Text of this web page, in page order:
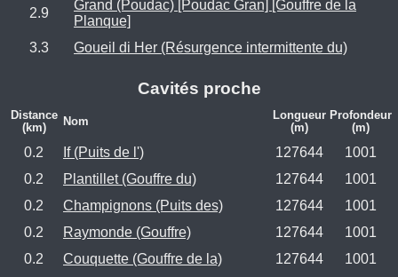
2.9
Grand (Poudac) [Poudac Gran] [Gouffre de la
Planque]
3.3
Goueil di Her (Résurgence intermittente du)
Cavités proche
Distance
(km)
Nom
Longueur
(m)
Profondeur
(m)
0.2 If (Puits de l') 127644
1001
0.2
Plantillet (Gouffre du) 127644
1001
0.2
Champignons (Puits des) 127644
1001
0.2
Raymonde (Gouffre) 127644
1001
0.2
Couquette (Gouffre de la) 127644 1001